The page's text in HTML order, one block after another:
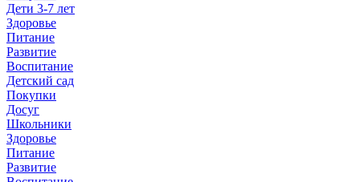
Дети 3-7 лет
Здоровье
Питание
Развитие
Воспитание
Детский сад
Покупки
Досуг
Школьники
Здоровье
Питание
Развитие